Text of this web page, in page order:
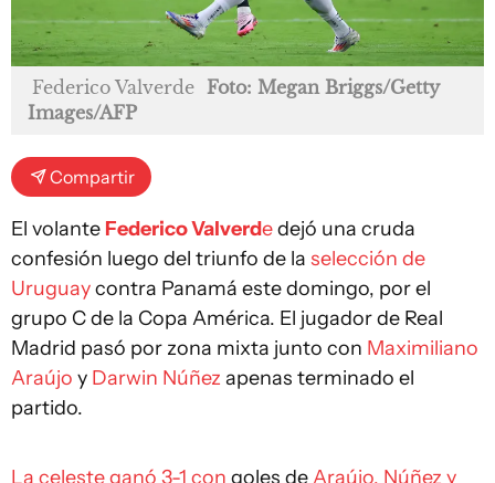
Federico Valverde Foto: Megan Briggs/Getty
Images/AFP
Compartir
El volante Federico Valverdedejó una cruda
confesión luego del triunfo de la selección de
Uruguaycontra Panamá este domingo, por el
grupo C de la Copa América. El jugador de Real
Madrid pasó por zona mixta junto con Maximiliano
Araújo y Darwin Núñez apenas terminado el
partido.
La celeste ganó 3-1 con goles deAraújo, Núñez y